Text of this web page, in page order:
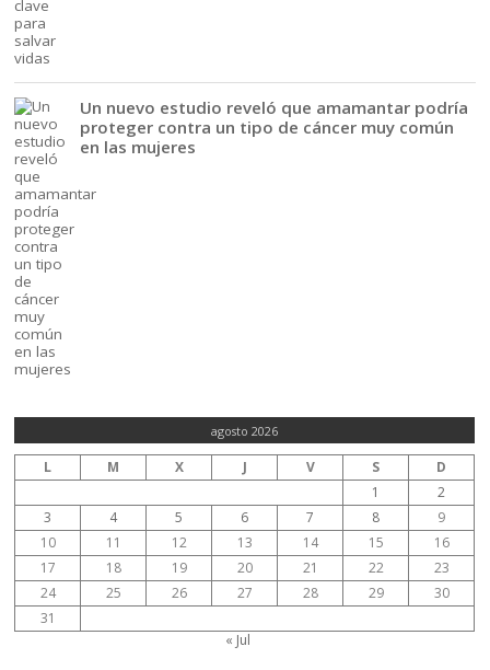
Un nuevo estudio reveló que amamantar podría
proteger contra un tipo de cáncer muy común
en las mujeres
agosto 2026
L M X J V S
D
1
2
3
4 5 6 7 8
9
10
11 12 13 14 15
16
17
18 19 20 21 22
23
24
25 26 27 28 29
30
31
« Jul